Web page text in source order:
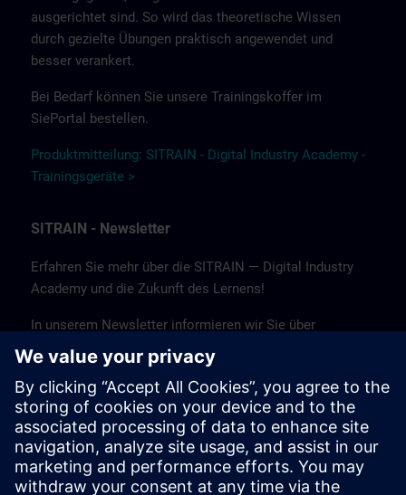
ausgerichtet sind. So wird das theoretische Wissen
durch gezielte Übungen praktisch angewendet und
besser verankert.
Bei Bedarf können Sie unsere Trainingskoffer im
SiePortal bestellen.
Produktmitteilung: SITRAIN - Digital Industry Academy -
Trainingsgeräte >
SITRAIN - Newsletter
Erfahren Sie mehr über die SITRAIN — Digital Industry
Academy und die Zukunft des Lernens!
In unserem Newsletter informieren wir Sie über
Neuigkeiten und Trends, Erfolgsgeschichten sowie
aktuelle Angebote und Kurse.
Abonnieren Sie noch heute unseren Newsletter und
bleiben Sie auf dem Laufenden!
(Nur auf Deutsch verfügbar.)
Newsletter abonnieren >